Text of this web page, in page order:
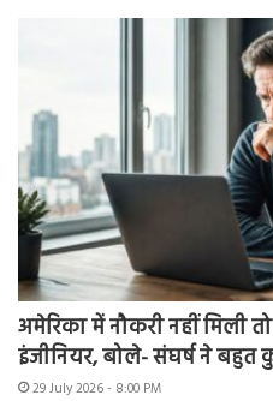
अमेरिका में नौकरी नहीं मिली
इंजीनियर, बोले- संघर्ष ने बहुत
29 July 2026 - 8:00 PM